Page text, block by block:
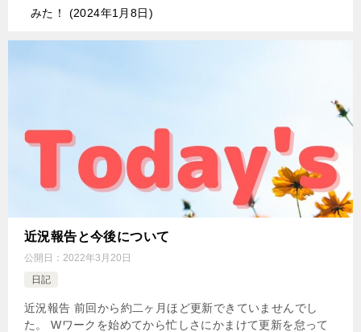
みた！
2024年1月8日
近況報告と今後について
公開日： 2022年3月20日
日記
近況報告 前回から約二ヶ月ほど更新できていませんでし
た。 Wワークを始めてから忙しさにかまけて更新を怠って